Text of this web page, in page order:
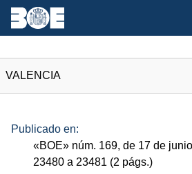
VALENCIA
Publicado en:
«BOE» núm. 169, de 17 de
23480 a 23481 (2 págs.)